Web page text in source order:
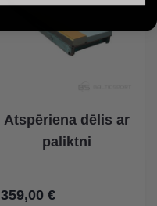
Atspēriena dēlis ar
paliktni
359,00 €